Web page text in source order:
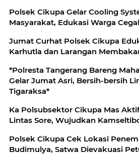
Polsek Cikupa Gelar Cooling
Masyarakat, Edukasi Warga
Jumat Curhat Polsek Cikupa
Karhutla dan Larangan
*Polresta Tangerang Bareng
Gelar Jumat Asri, Bersih-bersih
Tigaraksa*
Ka Polsubsektor Cikupa Mas
Lintas Sore, Wujudkan
Polsek Cikupa Cek Lokasi
Budimulya, Satwa Dievakuasi